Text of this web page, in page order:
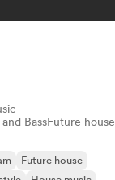
BassFuture house
Future house